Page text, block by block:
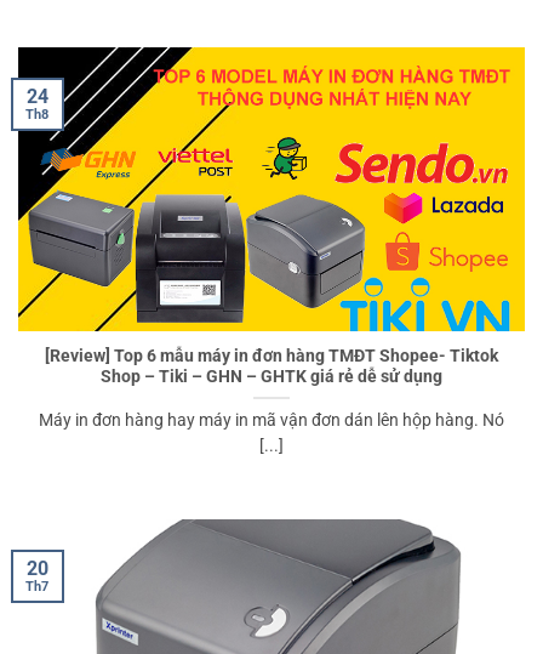
[Review] Top 6 mẫu máy in đơn hàng TMĐT Shopee- Tiktok
Shop – Tiki – GHN – GHTK giá rẻ dễ sử dụng
Máy in đơn hàng hay máy in mã vận đơn dán lên hộp hàng. Nó
[...]
24
Th8
20
Th7